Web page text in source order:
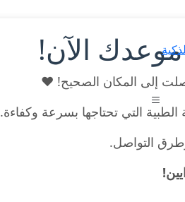
الآن!
إلى المكان الصحيح! ❤️
التي تحتاجها بسرعة وكفاءة.
التواصل.